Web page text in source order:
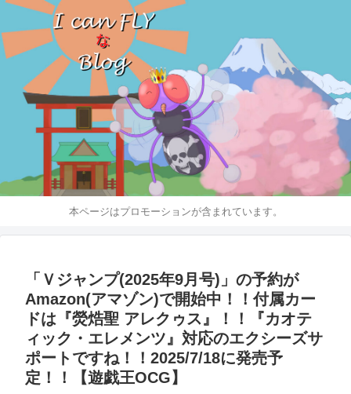
本ページはプロモーションが含まれています。
「Ｖジャンプ(2025年9月号)」の予約が
Amazon(アマゾン)で開始中！！付属カー
ドは『熒焅聖 アレクゥス』！！『カオテ
ィック・エレメンツ』対応のエクシーズサ
ポートですね！！2025/7/18に発売予
定！！【遊戯王OCG】